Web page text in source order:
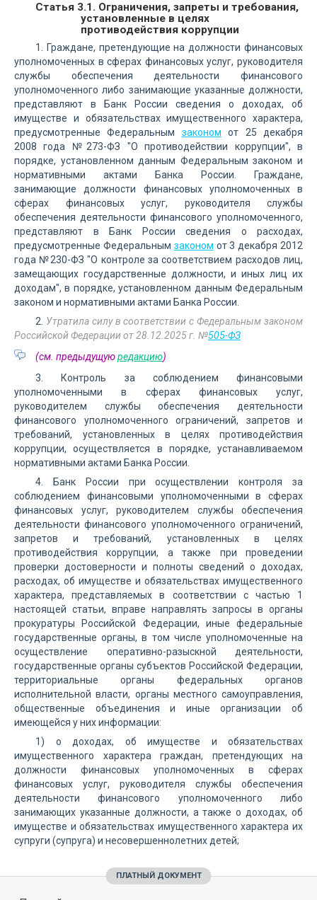
Статья 3.1. Ограничения, запреты и требования,
установленные в целях
противодействия коррупции
1. Граждане, претендующие на должности финансовых
уполномоченных в сферах финансовых услуг, руководителя
службы обеспечения деятельности финансового
уполномоченного либо занимающие указанные должности,
представляют в Банк России сведения о доходах, об
имуществе и обязательствах имущественного характера,
предусмотренные Федеральным законом от 25 декабря
2008 года №273-ФЗ "О противодействии коррупции", в
порядке, установленном данным Федеральным законом и
нормативными актами Банка России. Граждане,
занимающие должности финансовых уполномоченных в
сферах финансовых услуг, руководителя службы
обеспечения деятельности финансового уполномоченного,
представляют в Банк России сведения о расходах,
предусмотренные Федеральным законом от 3 декабря 2012
года №230-ФЗ "О контроле за соответствием расходов лиц,
замещающих государственные должности, и иных лиц их
доходам", в порядке, установленном данным Федеральным
законом и нормативными актами Банка России.
2. Утратила силу в соответствии с Федеральным законом
Российской Федерации от 28.12.2025 г. №505-ФЗ
(см. предыдущуюредакцию)
3. Контроль за соблюдением финансовыми
уполномоченными в сферах финансовых услуг,
руководителем службы обеспечения деятельности
финансового уполномоченного ограничений, запретов и
требований, установленных в целях противодействия
коррупции, осуществляется в порядке, устанавливаемом
нормативными актами Банка России.
4. Банк России при осуществлении контроля за
соблюдением финансовыми уполномоченными в сферах
финансовых услуг, руководителем службы обеспечения
деятельности финансового уполномоченного ограничений,
запретов и требований, установленных в целях
противодействия коррупции, а также при проведении
проверки достоверности и полноты сведений о доходах,
расходах, об имуществе и обязательствах имущественного
характера, представляемых в соответствии с частью 1
настоящей статьи, вправе направлять запросы в органы
прокуратуры Российской Федерации, иные федеральные
государственные органы, в том числе уполномоченные на
осуществление оперативно-разыскной деятельности,
государственные органы субъектов Российской Федерации,
территориальные органы федеральных органов
исполнительной власти, органы местного самоуправления,
общественные объединения и иные организации об
имеющейся у них информации:
1) о доходах, об имуществе и обязательствах
имущественного характера граждан, претендующих на
должности финансовых уполномоченных в сферах
финансовых услуг, руководителя службы обеспечения
деятельности финансового уполномоченного либо
занимающих указанные должности, а также о доходах, об
имуществе и обязательствах имущественного характера их
супруги (супруга) и несовершеннолетних детей;
ПЛАТНЫЙ ДОКУМЕНТ